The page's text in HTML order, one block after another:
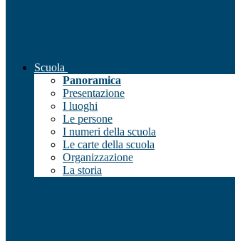
Scuola
Panoramica
Presentazione
I luoghi
Le persone
I numeri della scuola
Le carte della scuola
Organizzazione
La storia